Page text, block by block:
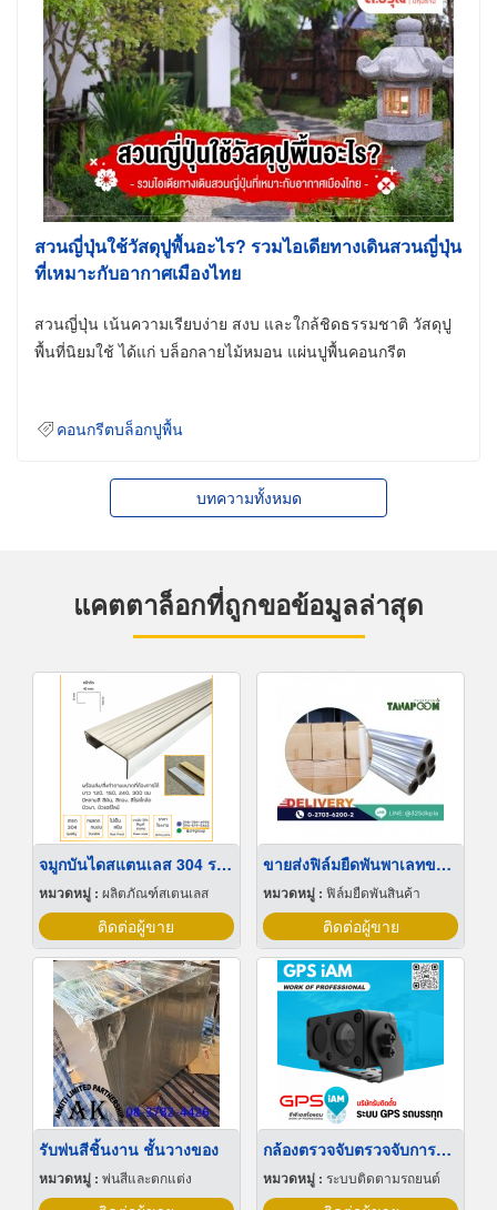
สวนญี่ปุ่นใช้วัสดุปูพื้นอะไร? รวมไอเดียทางเดินสวนญี่ปุ่น
ที่เหมาะกับอากาศเมืองไทย
สวนญี่ปุ่น เน้นความเรียบง่าย สงบ และใกล้ชิดธรรมชาติ วัสดุปู
พื้นที่นิยมใช้ ได้แก่ บล็อกลายไม้หมอน แผ่นปูพื้นคอนกรีต
คอนกรีตบล็อกปูพื้น
บทความทั้งหมด
แคตตาล็อกที่ถูกขอข้อมูลล่าสุด
จมูกบันไดสแตนเลส 304 ราคาโรงงาน
หมวดหมู่ : ผลิตภัณฑ์สเตนเลส
ติดต่อผู้ขาย
ขายส่งฟิล์มยืดพันพาเลทขนาดพันด้วยมือ Hand wrap
หมวดหมู่ : ฟิล์มยืดพันสินค้า
ติดต่อผู้ขาย
รับพ่นสีชิ้นงาน ชั้นวางของ
หมวดหมู่ : พ่นสีและตกแต่ง
กล้องตรวจจับตรวจจับการหลับใน
หมวดหมู่ : ระบบติดตามรถยนต์